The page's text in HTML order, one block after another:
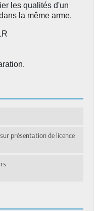
les qualités d'un
la même arme.
présentation de licence